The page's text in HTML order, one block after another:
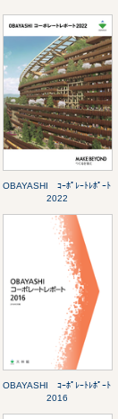
OBAYASHI ｺｰﾎﾟﾚｰﾄﾚﾎﾟｰﾄ
2022
OBAYASHI ｺｰﾎﾟﾚｰﾄﾚﾎﾟｰﾄ
2016